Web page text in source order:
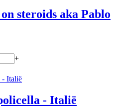
steroids aka Pablo
+
- Italië